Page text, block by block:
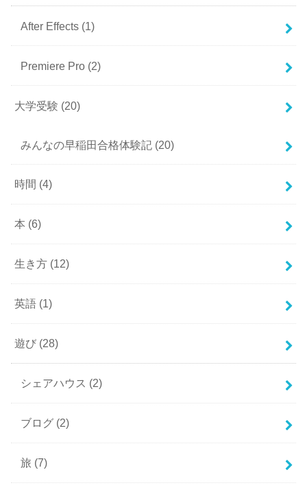
After Effects (1)
Premiere Pro (2)
大学受験 (20)
みんなの早稲田合格体験記 (20)
時間 (4)
本 (6)
生き方 (12)
英語 (1)
遊び (28)
シェアハウス (2)
ブログ (2)
旅 (7)